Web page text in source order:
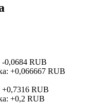
-0,0684 RUB
: +0,066667 RUB
+0,7316 RUB
: +0,2 RUB